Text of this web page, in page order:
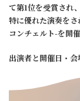
て第1位を受賞され、
特に優れた演奏を
コンチェルト-を開
出演者と開催日・会